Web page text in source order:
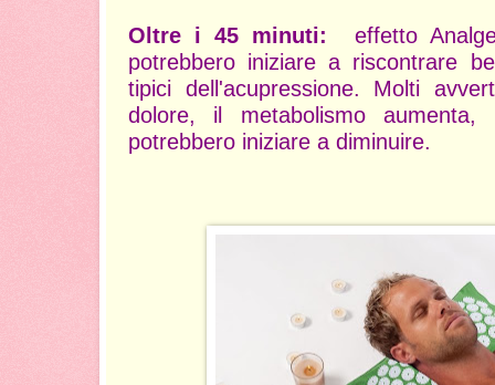
Oltre i 45 minuti: effetto
potrebbero iniziare a riscontrare
tipici dell'acupressione. Molti
dolore, il metabolismo
potrebbero iniziare a diminuire.